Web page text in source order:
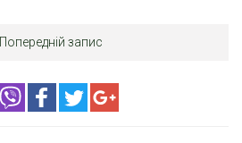
Попередній запис